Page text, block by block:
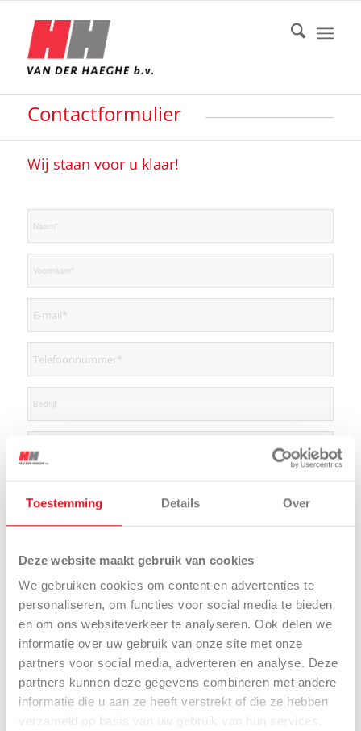
Toestemming Details Over
Deze website maakt gebruik van cookies
We gebruiken cookies om content en advertenties te
personaliseren, om functies voor social media te bieden
en om ons websiteverkeer te analyseren. Ook delen we
informatie over uw gebruik van onze site met onze
partners voor social media, adverteren en analyse. Deze
partners kunnen deze gegevens combineren met andere
informatie die u aan ze heeft verstrekt of die ze hebben
verzameld op basis van uw gebruik van hun services.
Contactformulier
Wij staan voor u klaar!